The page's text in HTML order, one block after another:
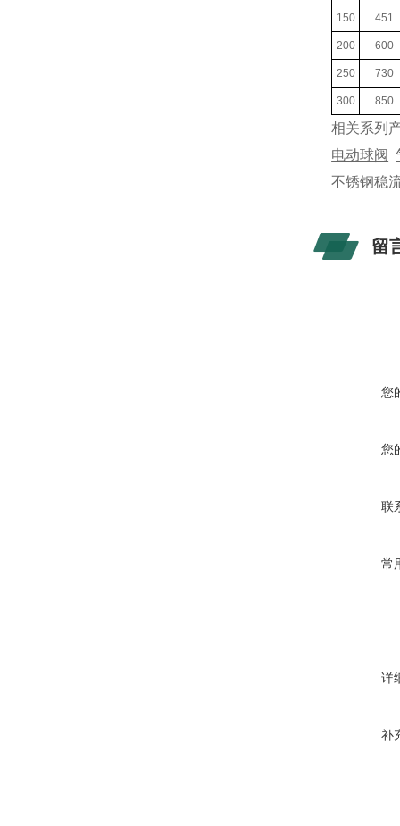
150 451
200 600
250 730
300 850
相关系列
电动球阀
不锈钢稳
留
您
您
联
常
详
补